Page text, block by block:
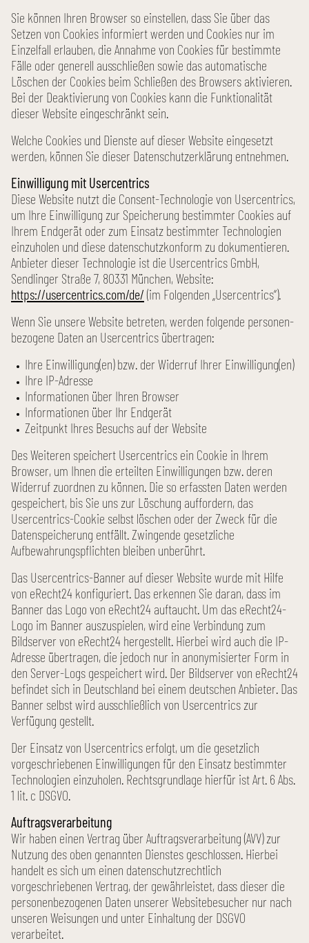
Sie können Ihren Browser so einstellen, dass Sie über das
Setzen von Cookies informiert werden und Cookies nur im
Einzel­fall erlauben, die Annahme von Cookies für bestimmte
Fälle oder generell ausschließen sowie das automatische
Löschen der Cookies beim Schließen des Browsers aktivieren.
Bei der Deaktivierung von Cookies kann die Funktionalität
dieser Website eingeschränkt sein.
Welche Cookies und Dienste auf dieser Website eingesetzt
werden, können Sie dieser Datenschutz­erklärung entnehmen.
Einwilligung mit Usercentrics
Diese Website nutzt die Consent-Technologie von Usercentrics,
um Ihre Einwilligung zur Speicherung bestimmter Cookies auf
Ihrem Endgerät oder zum Einsatz bestimmter Technologien
einzuholen und diese datenschutz­konform zu dokumentieren.
Anbieter dieser Technologie ist die Usercentrics GmbH,
Sendlinger Straße 7, 80331 München, Website:
https://usercentrics.com/de/(im Folgenden „Usercentrics“).
Wenn Sie unsere Website betreten, werden folgende personen­
bezogene Daten an Usercentrics übertragen:
Ihre Einwilligung(en) bzw. der Widerruf Ihrer Einwilligung(en)
Ihre IP-Adresse
Informationen über Ihren Browser
Informationen über Ihr Endgerät
Zeitpunkt Ihres Besuchs auf der Website
Des Weiteren speichert Usercentrics ein Cookie in Ihrem
Browser, um Ihnen die erteilten Einwilligungen bzw. deren
Widerruf zuordnen zu können. Die so erfassten Daten werden
gespeichert, bis Sie uns zur Löschung auffordern, das
Usercentrics-Cookie selbst löschen oder der Zweck für die
Daten­speicherung entfällt. Zwingende gesetzliche
Aufbewahrungs­pflichten bleiben unberührt.
Das Usercentrics-Banner auf dieser Website wurde mit Hilfe
von eRecht24 konfiguriert. Das erkennen Sie daran, dass im
Banner das Logo von eRecht24 auftaucht. Um das eRecht24-
Logo im Banner auszuspielen, wird eine Verbindung zum
Bildserver von eRecht24 hergestellt. Hierbei wird auch die IP-
Adresse übertragen, die jedoch nur in anonymisierter Form in
den Server-Logs gespeichert wird. Der Bildserver von eRecht24
befindet sich in Deutschland bei einem deutschen Anbieter. Das
Banner selbst wird ausschließlich von Usercentrics zur
Verfügung gestellt.
Der Einsatz von Usercentrics erfolgt, um die gesetzlich
vorgeschriebenen Einwilligungen für den Einsatz bestimmter
Technologien einzuholen. Rechts­grundlage hierfür ist Art. 6 Abs.
1 lit. c DSGVO.
Auftrags­verarbeitung
Wir haben einen Vertrag über Auftrags­verarbeitung (AVV) zur
Nutzung des oben genannten Dienstes geschlossen. Hierbei
handelt es sich um einen daten­schutz­rechtlich
vorgeschriebenen Vertrag, der gewährleistet, dass dieser die
personen­bezogenen Daten unserer Website­besucher nur nach
unseren Weisungen und unter Einhaltung der DSGVO
verarbeitet.